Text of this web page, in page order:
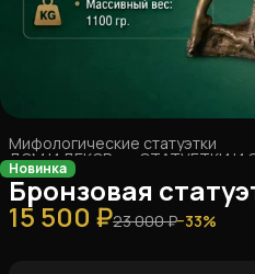
Мифологические статуэтки
СТАТУЕТКИ И
ДОМ И ДЕКОР
Главная
Новинка
Бронзовая
15 500 ₽23 000 ₽−33%